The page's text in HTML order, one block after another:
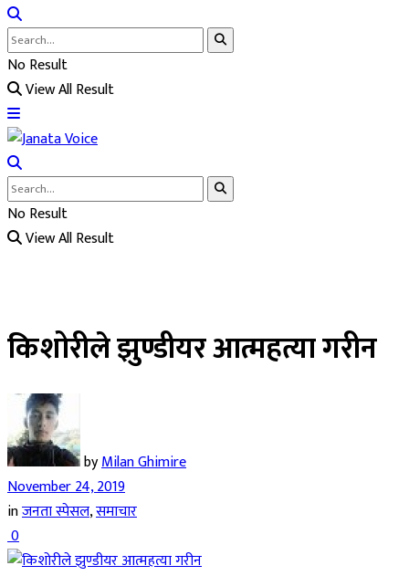
No Result
View All Result
No Result
View All Result
किशोरीले झुण्डीयर आत्महत्या गरीन
byMilan Ghimire
November 24, 2019
inजनता स्पेसल,समाचार
0